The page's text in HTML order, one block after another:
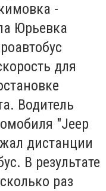
-
Юрьевка
для
Водитель
"Jeep
дистанции
В результате
раз